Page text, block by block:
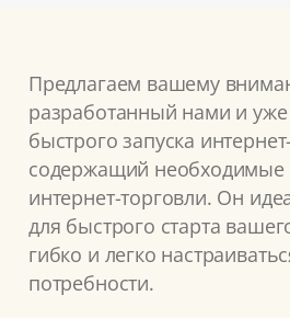
Предлагаем вашему
разработанный нами и
быстрого запуска
содержащий необходимые
интернет-торговли. Он
для быстрого старта
гибко и легко
потребности.